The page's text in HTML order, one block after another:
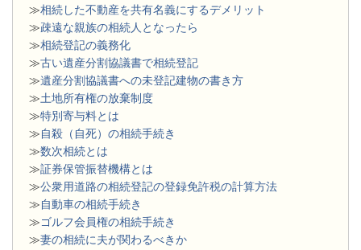
≫相続した不動産を共有名義にするデメリット
≫疎遠な親族の相続人となったら
≫相続登記の義務化
≫古い遺産分割協議書で相続登記
≫遺産分割協議書への未登記建物の書き方
≫土地所有権の放棄制度
≫特別寄与料とは
≫自殺（自死）の相続手続き
≫数次相続とは
≫証券保管振替機構とは
≫公衆用道路の相続登記の登録免許税の計算方法
≫自動車の相続手続き
≫ゴルフ会員権の相続手続き
≫妻の相続に夫が関わるべきか